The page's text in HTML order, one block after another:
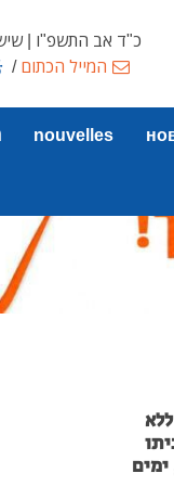
כ"ד אב התשפ"ו | שישי, 07 אוגוסט
המייל הכתום/
nouvelles
ללא